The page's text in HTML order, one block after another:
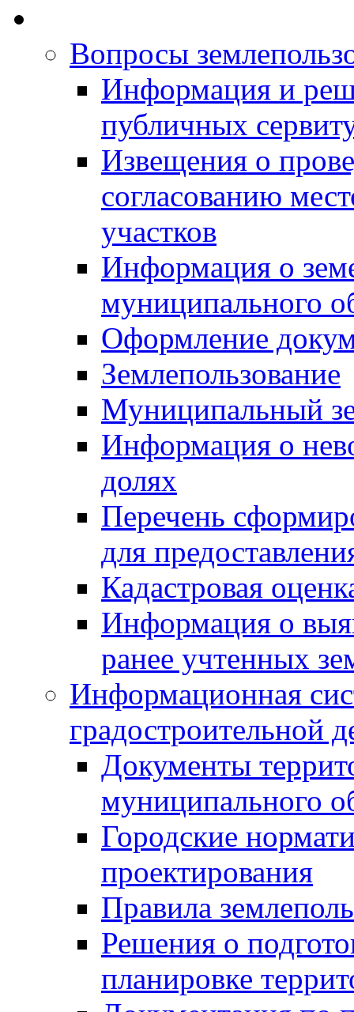
Вопросы
Информация и
публичных
Извещения о
согласованию
участков
Информация о
муниципального
Оформление
Землепользование
Муниципальный
Информация о
долях
Перечень
для
Кадастровая
Информация о
ранее учтенных
Информационная
градостроительной
Документы
муниципального
Городские
проектирования
Правила
Решения о
планировке